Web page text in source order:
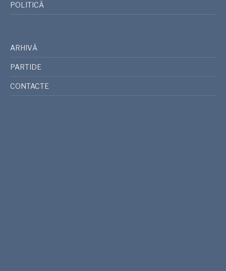
POLITICĂ
ARHIVĂ
PARTIDE
CONTACTE